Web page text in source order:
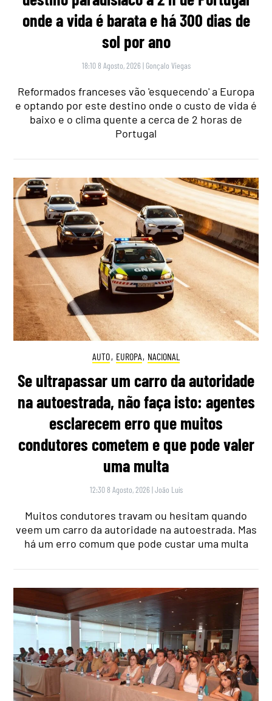
onde a vida é barata e há 300 dias de
sol por ano
18:10 8 Agosto, 2026 | Gonçalo Viegas
Reformados franceses vão 'esquecendo' a Europa
e optando por este destino onde o custo de vida é
baixo e o clima quente a cerca de 2 horas de
Portugal
AUTO, EUROPA, NACIONAL
Se ultrapassar um carro da autoridade
na autoestrada, não faça isto: agentes
esclarecem erro que muitos
condutores cometem e que pode valer
uma multa
12:30 8 Agosto, 2026 |João Luís
Muitos condutores travam ou hesitam quando
veem um carro da autoridade na autoestrada. Mas
há um erro comum que pode custar uma multa